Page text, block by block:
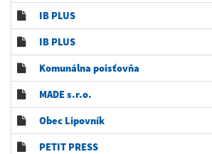
IB PLUS
IB PLUS
Komunálna poisťovňa
MADE s.r.o.
Obec Lipovník
PETIT PRESS